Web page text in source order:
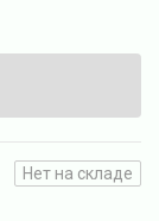
Нет на складе